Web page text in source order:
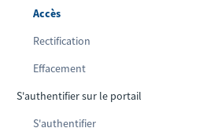
Accès
Rectification
Effacement
S'authentifier sur le portail
S'authentifier